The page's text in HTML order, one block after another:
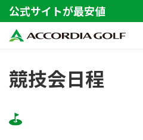
公式サイトが最安値
競技会日程